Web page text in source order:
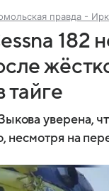
правда -
182
тайге
уверена,
несмотря на